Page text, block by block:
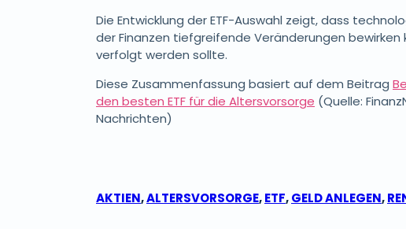
Die Entwicklung der ETF-Auswahl zeigt, dass
der Finanzen tiefgreifende Veränderungen bewirken
verfolgt werden sollte.
Diese Zusammenfassung basiert auf dem Beitrag
den besten ETF für die Altersvorsorge (Quelle:
Nachrichten)
AKTIEN,ALTERSVORSORGE,ETF,GELD ANLEGEN,